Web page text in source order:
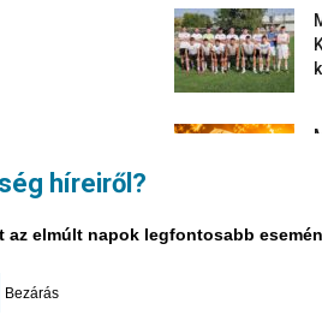
híreiről?
elmúlt napok legfontosabb
Bezárás